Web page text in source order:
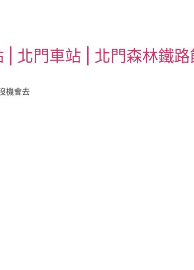
| 北門車站 | 北門森林鐵
機會去